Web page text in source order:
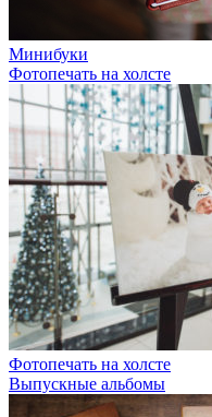
Минибуки
Фотопечать на холсте
Фотопечать на холсте
Выпускные альбомы